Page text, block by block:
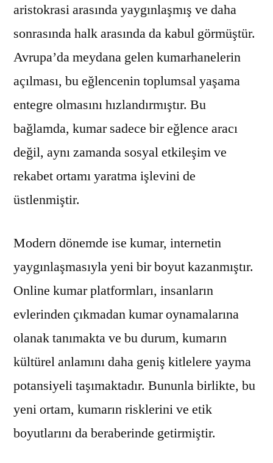
aristokrasi arasında yaygınlaşmış ve daha
sonrasında halk arasında da kabul görmüştür.
Avrupa’da meydana gelen kumarhanelerin
açılması, bu eğlencenin toplumsal yaşama
entegre olmasını hızlandırmıştır. Bu
bağlamda, kumar sadece bir eğlence aracı
değil, aynı zamanda sosyal etkileşim ve
rekabet ortamı yaratma işlevini de
üstlenmiştir.
Modern dönemde ise kumar, internetin
yaygınlaşmasıyla yeni bir boyut kazanmıştır.
Online kumar platformları, insanların
evlerinden çıkmadan kumar oynamalarına
olanak tanımakta ve bu durum, kumarın
kültürel anlamını daha geniş kitlelere yayma
potansiyeli taşımaktadır. Bununla birlikte, bu
yeni ortam, kumarın risklerini ve etik
boyutlarını da beraberinde getirmiştir.